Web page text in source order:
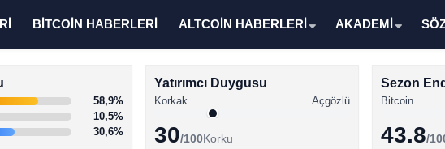
BİTCOİN HABERLERİ ALTCOİN HABERLERİ AKADEMİ
58,9%
10,5%
30,6%
Yatırımcı Duygusu
Korkak Açgözlü
30/100Korku
Sezon
Bitcoin
43.8/